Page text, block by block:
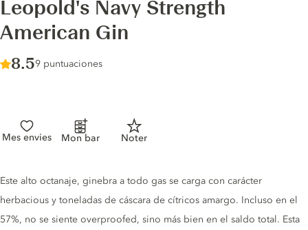
Leopold's Navy Strength
American Gin
Score :
8.5/ 10
9 puntuaciones
Mes envies Mon bar Noter
Gin description
Este alto octanaje, ginebra a todo gas se carga con carácter
herbacious y toneladas de cáscara de cítricos amargo. Incluso en el
57%, no se siente overproofed, sino más bien en el saldo total. Esta